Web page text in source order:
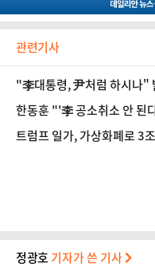
관련기사
"李대통령, 尹처럼 하시나"
한동훈 "'李 공소취소 안 된
줄 알라"
트럼프 일가, 가상화폐로
정광호 기자가 쓴 기사